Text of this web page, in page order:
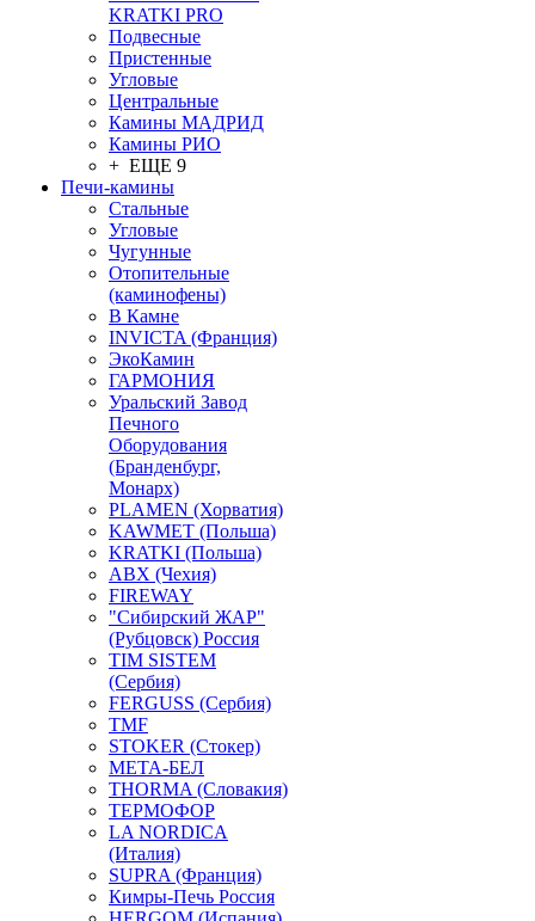
KRATKI PRO
Подвесные
Пристенные
Угловые
Центральные
Камины МАДРИД
Камины РИО
+ ЕЩЕ 9
Печи-камины
Стальные
Угловые
Чугунные
Отопительные
(каминофены)
В Камне
INVICTA (Франция)
ЭкоКамин
ГАРМОНИЯ
Уральский Завод
Печного
Оборудования
(Бранденбург,
Монарх)
PLAMEN (Хорватия)
KAWMET (Польша)
KRATKI (Польша)
ABX (Чехия)
FIREWAY
"Сибирский ЖАР"
(Рубцовск) Россия
TIM SISTEM
(Сербия)
FERGUSS (Сербия)
TMF
STOKER (Стокер)
МЕТА-БЕЛ
THORMA (Словакия)
ТЕРМОФОР
LA NORDICA
(Италия)
SUPRA (Франция)
Кимры-Печь Россия